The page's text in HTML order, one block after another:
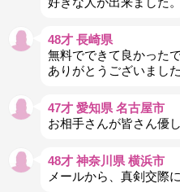
48才 長崎県
無料でできて良かったで
ありがとうございました
47才 愛知県 名古屋市
お相手さんが皆さん優
48才 神奈川県 横浜市
メールから、真剣交際